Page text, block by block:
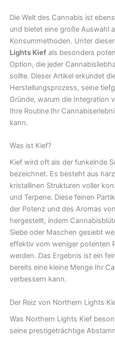
Die Welt des Cannabis ist
und bietet eine große Auswahl
Konsummethoden. Unter
Lights Kief als besonders
Option, die jeder
sollte. Dieser Artikel erkundet
Herstellungsprozess, seine
Gründe, warum die Integration
Ihre Routine Ihr
kann.
Was ist Kief?
Kief wird oft als der funkelnde
bezeichnet. Es besteht aus
kristallinen Strukturen voller
und Terpene. Diese feinen
der Potenz und des Aromas
hergestellt, indem
Siebe oder Maschen gesiebt
effektiv vom weniger potenten
werden. Das Ergebnis ist ein
bereits eine kleine Menge Ihr
verbessern kann.
Der Reiz von Northern Lights
Was Northern Lights Kief
seine prestigeträchtige